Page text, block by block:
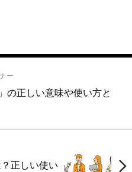
ー
の正しい意味や使い方と
正しい使い